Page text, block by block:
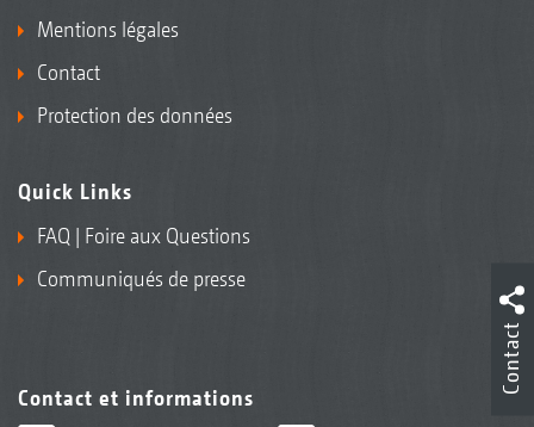
Mentions légales
Contact
Protection des données
Quick Links
FAQ | Foire aux Questions
Communiqués de presse
Contact et informations
Contact